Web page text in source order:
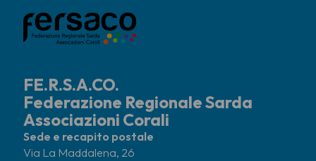
FE.R.S.A.CO.
Federazione Regionale Sarda
Associazioni Corali
Sede e recapito postale
Via La Maddalena, 26